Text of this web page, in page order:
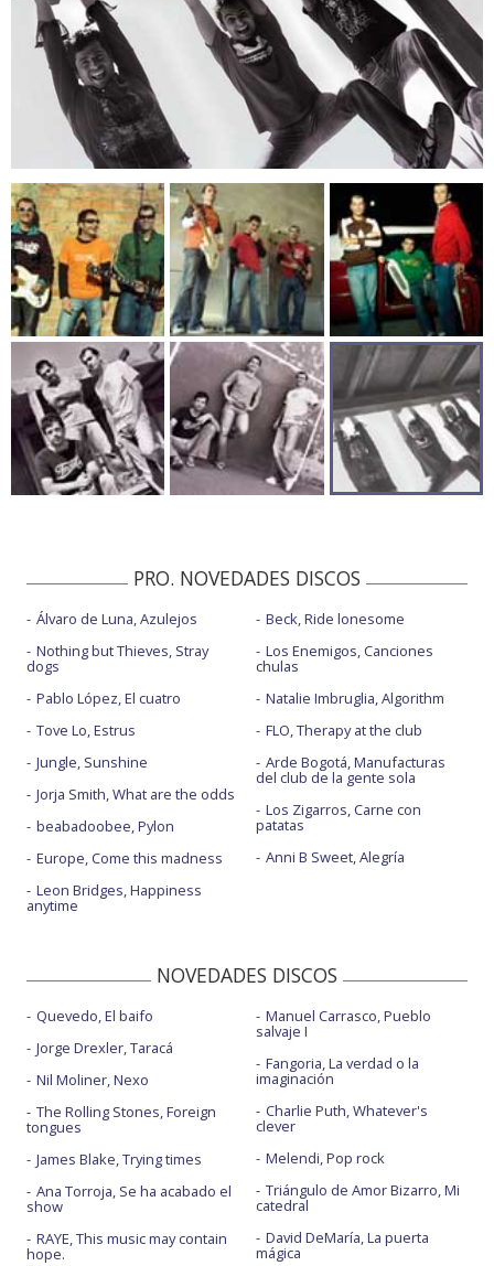
PRO. NOVEDADES DISCOS
Álvaro de Luna, Azulejos
Nothing but Thieves, Stray
dogs
Pablo López, El cuatro
Tove Lo, Estrus
Jungle, Sunshine
Jorja Smith, What are the odds
beabadoobee, Pylon
Europe, Come this madness
Leon Bridges, Happiness
anytime
Beck, Ride lonesome
Los Enemigos, Canciones
chulas
Natalie Imbruglia, Algorithm
FLO, Therapy at the club
Arde Bogotá, Manufacturas
del club de la gente sola
Los Zigarros, Carne con
patatas
Anni B Sweet, Alegría
NOVEDADES DISCOS
Quevedo, El baifo
Jorge Drexler, Taracá
Nil Moliner, Nexo
The Rolling Stones, Foreign
tongues
James Blake, Trying times
Ana Torroja, Se ha acabado el
show
RAYE, This music may contain
hope.
Manuel Carrasco, Pueblo
salvaje I
Fangoria, La verdad o la
imaginación
Charlie Puth, Whatever's
clever
Melendi, Pop rock
Triángulo de Amor Bizarro, Mi
catedral
David DeMaría, La puerta
mágica